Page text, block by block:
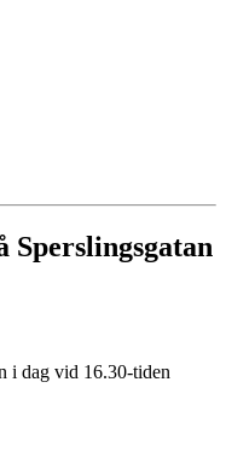
Sperslingsgatan
i dag vid 16.30-tiden